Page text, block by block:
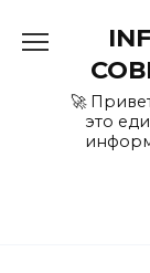
содержанию
🚀
это